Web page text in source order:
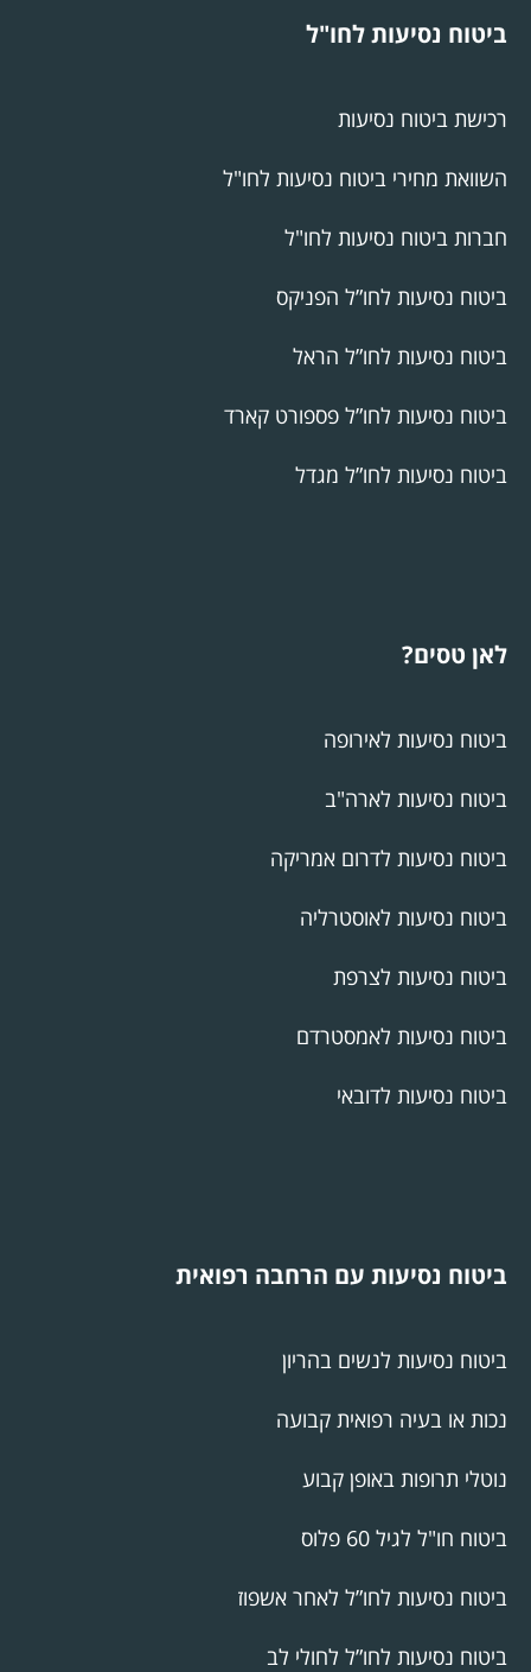
ביטוח נסיעות לחו"ל
רכישת ביטוח נסיעות
השוואת מחירי ביטוח נסיעות לחו"ל
חברות ביטוח נסיעות לחו"ל
ביטוח נסיעות לחו”ל הפניקס
ביטוח נסיעות לחו”ל הראל
ביטוח נסיעות לחו”ל פספורט קארד
ביטוח נסיעות לחו”ל מגדל
לאן טסים?
ביטוח נסיעות לאירופה
ביטוח נסיעות לארה"ב
ביטוח נסיעות לדרום אמריקה
ביטוח נסיעות לאוסטרליה
ביטוח נסיעות לצרפת
ביטוח נסיעות לאמסטרדם
ביטוח נסיעות לדובאי
ביטוח נסיעות עם הרחבה רפואית
ביטוח נסיעות לנשים בהריון
נכות או בעיה רפואית קבועה
נוטלי תרופות באופן קבוע
ביטוח חו"ל לגיל 60 פלוס
ביטוח נסיעות לחו”ל לאחר אשפוז
ביטוח נסיעות לחו”ל לחולי לב